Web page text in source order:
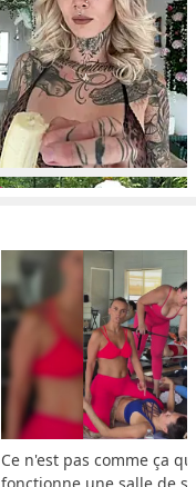
Ce n'est pas comme ça